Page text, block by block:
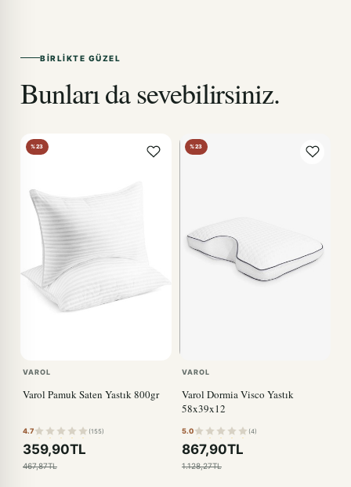
BIRLIKTE GÜZEL
Bunları da sevebilirsiniz.
%23
VAROL
Varol Pamuk Saten Yastık 800gr
4.7 (155)
359,90TL
467,87TL
%23
VAROL
Varol Dormia Visco Yastık
58x39x12
5.0 (4)
867,90TL
1.128,27TL